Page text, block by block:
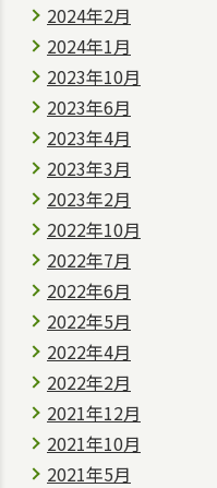
2024年2月
2024年1月
2023年10月
2023年6月
2023年4月
2023年3月
2023年2月
2022年10月
2022年7月
2022年6月
2022年5月
2022年4月
2022年2月
2021年12月
2021年10月
2021年5月